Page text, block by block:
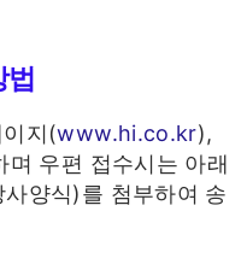
법
이지(www.hi.co.kr),
며 우편 접수시는 아래
양식)를 첨부하여 송